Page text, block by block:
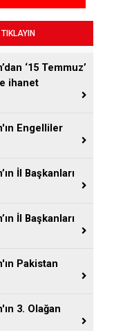
‘15 Temmuz’
ihanet
Engelliler
İl Başkanları
İl Başkanları
Pakistan
3. Olağan